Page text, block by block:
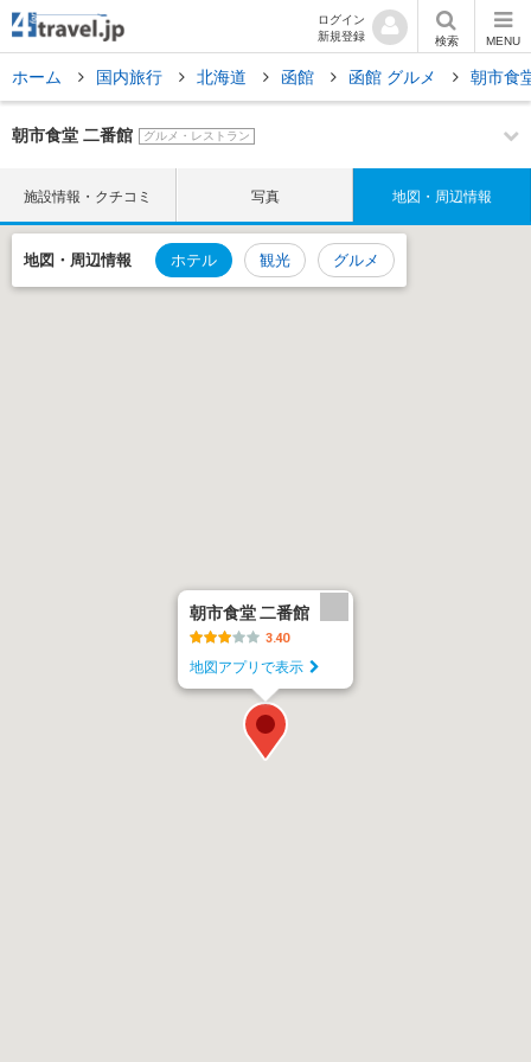
ログイン
新規登録
検索 MENU
ホーム 国内旅行 北海道 函館 函館 グルメ 朝市食
朝市食堂 二番館 グルメ・レストラン
施設情報・クチコミ 写真 地図・周辺情報
朝市食堂 二番館
3.40
地図アプリで表示
地図・ 周辺情報 ホテル 観光 グルメ